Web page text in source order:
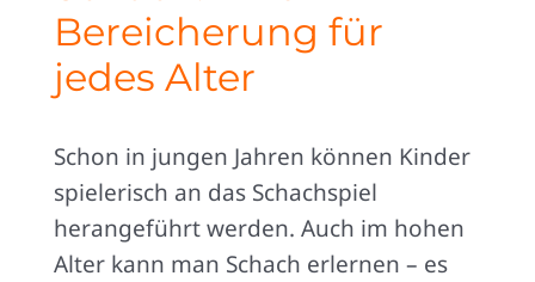
Bereicherung für
jedes Alter
Schon in jungen Jahren können Kinder
spielerisch an das Schachspiel
herangeführt werden. Auch im hohen
Alter kann man Schach erlernen – es